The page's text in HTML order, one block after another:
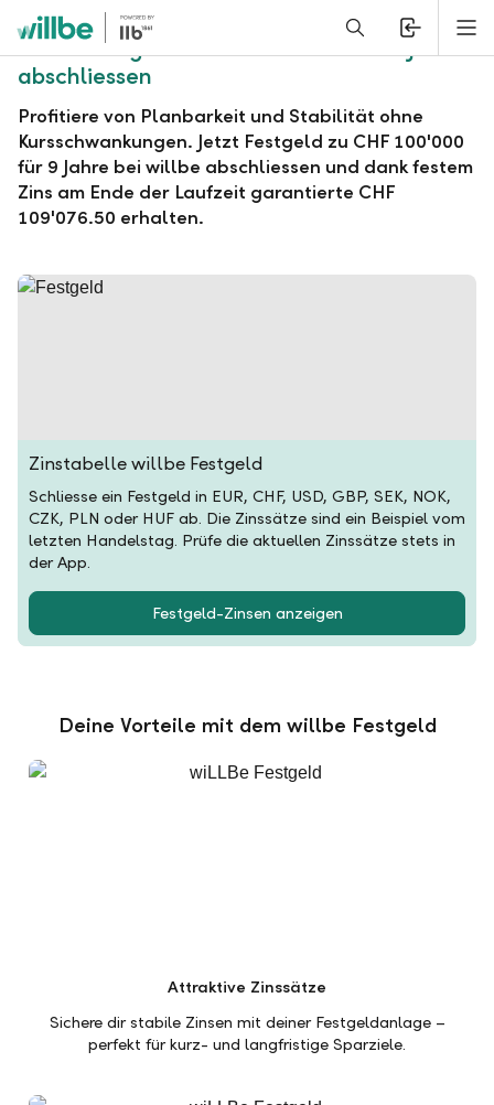
Alerts.Headline
willbe Festgeld zu CHF 100'000 für 9 Jahre
abschliessen
Profitiere von Planbarkeit und Stabilität ohne
Kursschwankungen. Jetzt Festgeld zu CHF 100'000
für 9 Jahre bei willbe abschliessen und dank festem
Zins am Ende der Laufzeit garantierte CHF
109'076.50 erhalten.
Zinstabelle willbe Festgeld
Schliesse ein Festgeld in EUR, CHF, USD, GBP, SEK, NOK,
CZK, PLN oder HUF ab. Die Zinssätze sind ein Beispiel vom
letzten Handelstag. Prüfe die aktuellen Zinssätze stets in
der App.
Festgeld-Zinsen anzeigen
Deine Vorteile mit dem willbe Festgeld
Attraktive Zinssätze
Sichere dir stabile Zinsen mit deiner Festgeldanlage –
perfekt für kurz- und langfristige Sparziele.